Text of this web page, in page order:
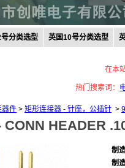
分类选型 英国10号分类选型
在本
热门搜索词：
器件 > 矩形连接器 - 针座，公插针 >
CONN HEADER
制
制